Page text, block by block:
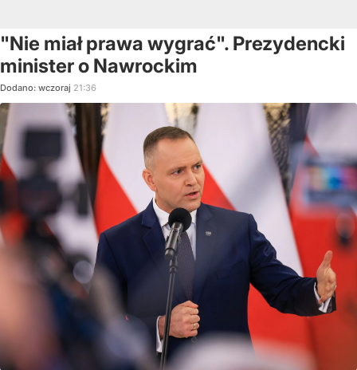
"Nie miał prawa wygrać". Prezydencki
minister o Nawrockim
Dodano: wczoraj 21:36